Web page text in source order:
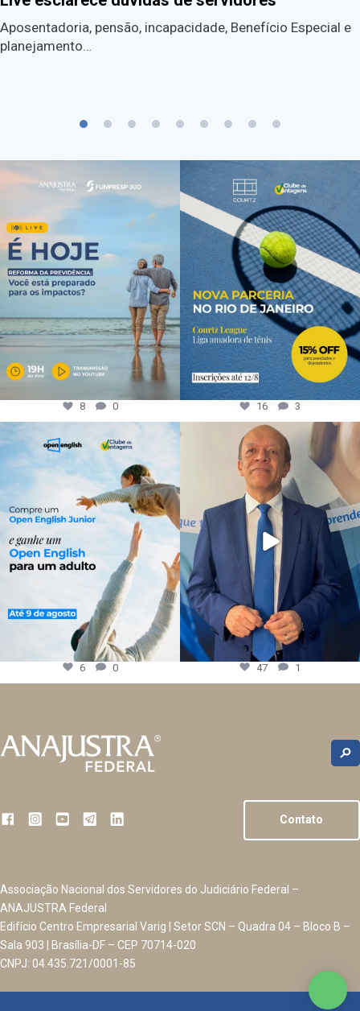
Aposentadoria, pensão, incapacidade, Benefício Especial e
planejamento…
8 0 16 3
6 0 47 1
Contato
Associação Nacional dos Servidores do Judiciário Federal –
ANAJUSTRA Federal
Edifício Centro Empresarial Varig | Setor SCN – Quadra 04 – Bloco B –
Sala 903 | Brasília-DF – CEP 70714-020
CNPJ: 04.435.721/0001-85